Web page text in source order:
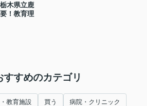
木県立鹿
！教育理
すすめのカテゴリ
教育施設 買う 病院・クリニック